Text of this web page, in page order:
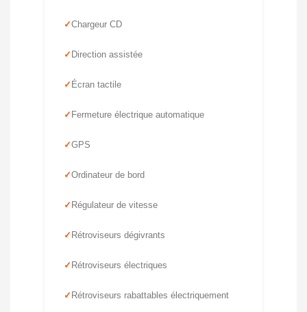
Chargeur CD
Direction assistée
Écran tactile
Fermeture électrique automatique
GPS
Ordinateur de bord
Régulateur de vitesse
Rétroviseurs dégivrants
Rétroviseurs électriques
Rétroviseurs rabattables électriquement